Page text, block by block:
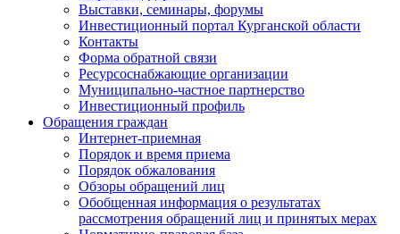
Выставки, семинары, форумы
Инвестиционный портал Курганской области
Контакты
Форма обратной связи
Ресурсоснабжающие организации
Муниципально-частное партнерство
Инвестиционный профиль
Обращения граждан
Интернет-приемная
Порядок и время приема
Порядок обжалования
Обзоры обращений лиц
Обобщенная информация о результатах
рассмотрения обращений лиц и принятых мерах